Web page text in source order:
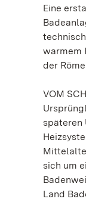
Eine
warmem
der
VOM
späteren
sich um
Land